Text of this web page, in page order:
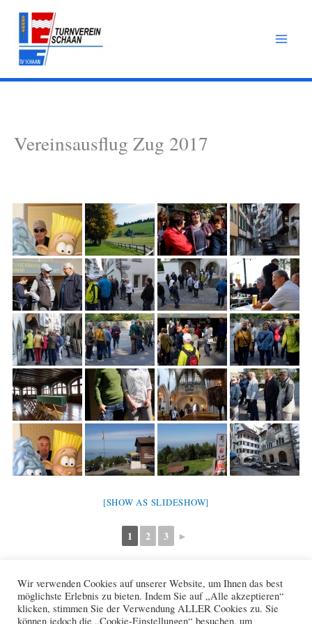
Zum
Inhalt
springen
Vereinsausflug Zug 2017
[SHOW AS SLIDESHOW]
1 2 3 ►
F
a
c
W
h
a
X
Wir verwenden Cookies auf unserer Website, um Ihnen das best
möglichste Erlebnis zu bieten. Indem Sie auf „Alle akzeptieren“
klicken, stimmen Sie der Verwendung ALLER Cookies zu. Sie
können jedoch die „Cookie-Einstellungen“ besuchen, um